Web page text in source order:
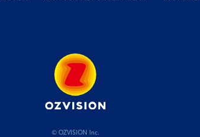
© OZVISION Inc.